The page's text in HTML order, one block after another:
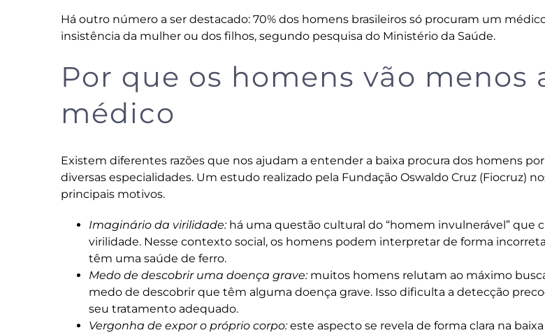
Há outro número a ser destacado: 70% dos homens brasileiros só procuram um
insistência da mulher ou dos filhos, segundo pesquisa do Ministério da Saúde.
Por que os homens vão menos
médico
Existem diferentes razões que nos ajudam a entender a baixa procura dos homens
diversas especialidades. Um estudo realizado pela Fundação Oswaldo Cruz (Fiocruz)
principais motivos.
Imaginário da virilidade:há uma questão cultural do “homem invulnerável” que
virilidade. Nesse contexto social, os homens podem interpretar de forma
têm uma saúde de ferro.
Medo de descobrir uma doença grave:muitos homens relutam ao máximo
medo de descobrir que têm alguma doença grave. Isso dificulta a detecção
seu tratamento adequado.
Vergonha de expor o próprio corpo:este aspecto se revela de forma clara na